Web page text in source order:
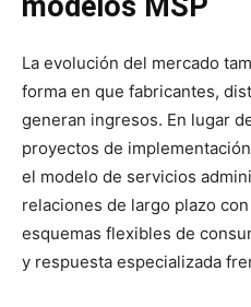
La evolución del mercado
forma en que fabricantes,
generan ingresos. En lugar
proyectos de
el modelo de servicios
relaciones de largo plazo
esquemas flexibles de
y respuesta especializada